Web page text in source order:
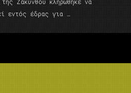
εντός έδρας για …